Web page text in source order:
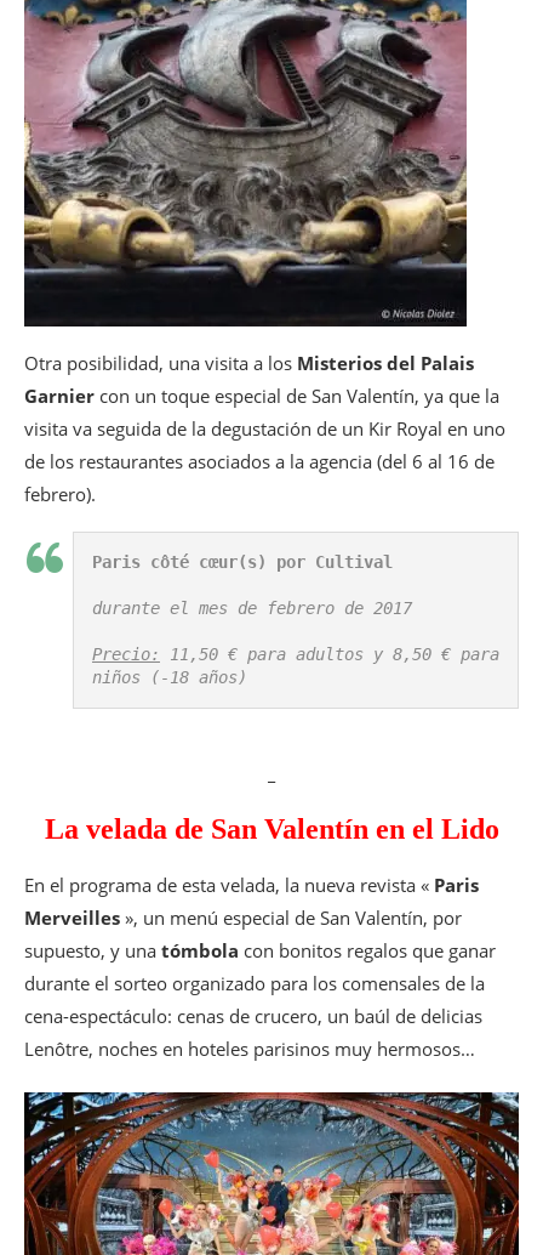
Otra posibilidad, una visita a los Misterios del Palais
Garnier con un toque especial de San Valentín, ya que la
visita va seguida de la degustación de un Kir Royal en uno
de los restaurantes asociados a la agencia (del 6 al 16 de
febrero).
Paris côté cœur(s) por Cultival
durante el mes de febrero de 2017
Precio:
11,50 € para adultos y 8,50 € para
niños (-18 años)
La velada de San Valentín en el Lido
En el programa de esta velada, la nueva revista « Paris
Merveilles », un menú especial de San Valentín, por
supuesto, y una tómbola con bonitos regalos que ganar
durante el sorteo organizado para los comensales de la
cena-espectáculo: cenas de crucero, un baúl de delicias
Lenôtre, noches en hoteles parisinos muy hermosos…